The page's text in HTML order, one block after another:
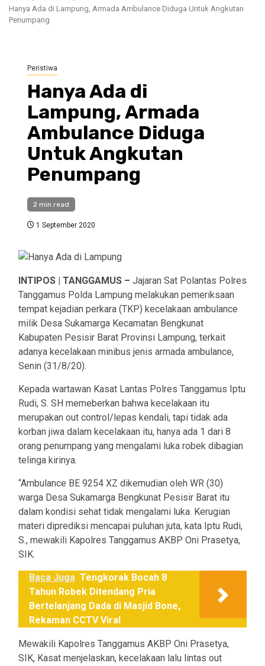
Hanya Ada di Lampung, Armada Ambulance Diduga Untuk Angkutan
Penumpang
Peristiwa
Hanya Ada di
Lampung, Armada
Ambulance Diduga
Untuk Angkutan
Penumpang
2 min read
1 September 2020
INTIPOS | TANGGAMUS – Jajaran Sat Polantas Polres
Tanggamus Polda Lampung melakukan pemeriksaan
tempat kejadian perkara (TKP) kecelakaan ambulance
milik Desa Sukamarga Kecamatan Bengkunat
Kabupaten Pesisir Barat Provinsi Lampung, terkait
adanya kecelakaan minibus jenis armada ambulance,
Senin (31/8/20).
Kepada wartawan Kasat Lantas Polres Tanggamus Iptu
Rudi, S. SH memeberkan bahwa kecelakaan itu
merupakan out control/lepas kendali, tapi tidak ada
korban jiwa dalam kecelakaan itu, hanya ada 1 dari 8
orang penumpang yang mengalami luka robek dibagian
telinga kirinya.
“Ambulance BE 9254 XZ dikemudian oleh WR (30)
warga Desa Sukamarga Bengkunat Pesisir Barat itu
dalam kondisi sehat tidak mengalami luka. Kerugian
materi diprediksi mencapai puluhan juta, kata Iptu Rudi,
S., mewakili Kapolres Tanggamus AKBP Oni Prasetya,
SIK.
Baca Juga Tengkorak Bocah 8
Tahun Robek Ditendang Pria
Bertelanjang Dada di Masjid Bone,
Rekaman CCTV Viral
Mewakili Kapolres Tanggamus AKBP Oni Prasetya,
SIK, Kasat menjelaskan, kecelakaan lalu lintas out